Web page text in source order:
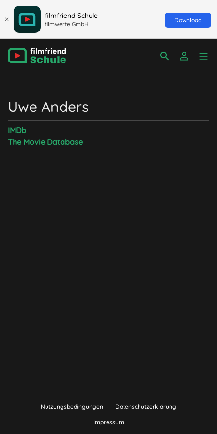
filmfriend Schule
filmwerte GmbH
Download
Uwe Anders
IMDb
The Movie Database
Nutzungsbedingungen Datenschutzerklärung
Impressum